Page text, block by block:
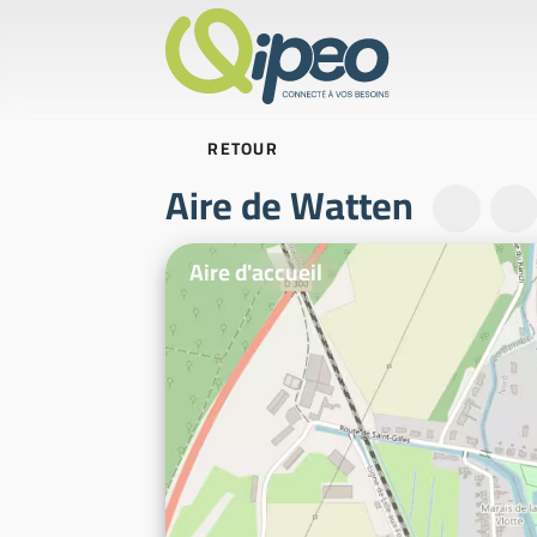
RETOUR
Aire de Watten
Photos d'illustration
Aire d'accueil